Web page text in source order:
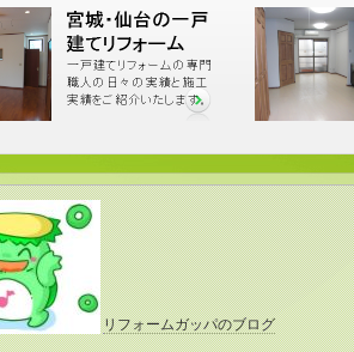
リフォームガッパのブログ